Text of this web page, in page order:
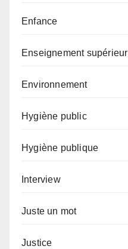
Enfance
Enseignement supérieur
Environnement
Hygiène public
Hygiène publique
Interview
Juste un mot
Justice